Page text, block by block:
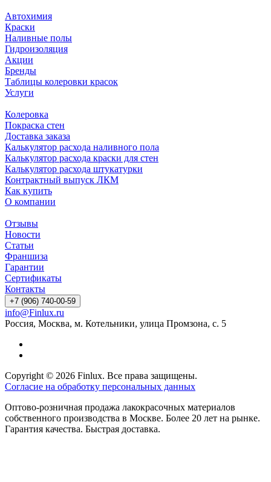
Автохимия
Краски
Наливные полы
Гидроизоляция
Акции
Бренды
Таблицы колеровки красок
Услуги
Колеровка
Покраска стен
Доставка заказа
Калькулятор расхода наливного пола
Калькулятор расхода краски для стен
Калькулятор расхода штукатурки
Контрактный выпуск ЛКМ
Как купить
О компании
Отзывы
Новости
Статьи
Франшиза
Гарантии
Сертификаты
Контакты
+7 (906) 740-00-59
info@Finlux.ru
Россия, Москва, м. Котельники, улица Промзона, с. 5
Copyright © 2026 Finlux. Все права защищены.
Согласие на обработку персональных данных
Оптово-розничная продажа лакокрасочных материалов
собственного производства в Москве. Более 20 лет на рынке.
Гарантия качества. Быстрая доставка.